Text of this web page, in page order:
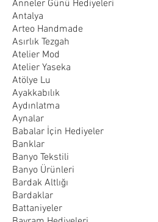
Anneler Günü Hediyeleri
Antalya
Arteo Handmade
Asırlık Tezgah
Atelier Mod
Atelier Yaseka
Atölye Lu
Ayakkabılık
Aydınlatma
Aynalar
Babalar İçin Hediyeler
Banklar
Banyo Tekstili
Banyo Ürünleri
Bardak Altlığı
Bardaklar
Battaniyeler